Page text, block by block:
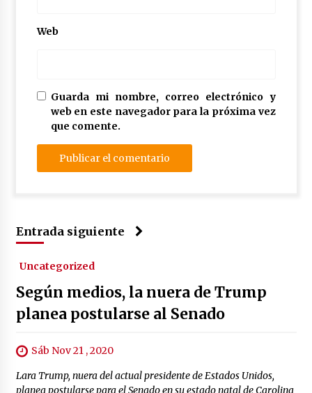
Web
Guarda mi nombre, correo electrónico y
web en este navegador para la próxima vez
que comente.
Entrada siguiente
Uncategorized
Según medios, la nuera de Trump
planea postularse al Senado
Sáb Nov 21 , 2020
Lara Trump, nuera del actual presidente de Estados Unidos,
planea postularse para el Senado en su estado natal de Carolina